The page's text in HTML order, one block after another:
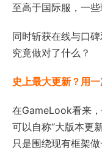
至高于国际服，一些
同时斩获在线与口
究竟做对了什么？
史上最大更新？用
在GameLook看来
可以自称“大版本更
只是围绕现有框架